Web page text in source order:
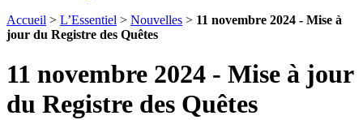
Accueil > L’Essentiel > Nouvelles > 11 novembre 2024 - Mise à
jour du Registre des Quêtes
11 novembre 2024 - Mise à jour
du Registre des Quêtes